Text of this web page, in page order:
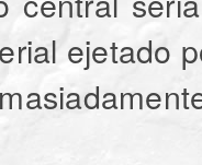
ejetado